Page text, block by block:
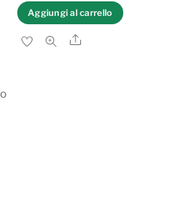
Aggiungi al carrello
Share